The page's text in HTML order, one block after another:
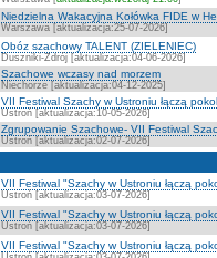
Niedzielna Wakacyjna Kołówka FIDE w
Warszawa [aktualizacja:25-07-2026]
Obóz szachowy TALENT (ZIELENIEC)
Duszniki-Zdrój [aktualizacja:04-06-2026]
Szachowe wczasy nad morzem
Niechorze [aktualizacja:04-12-2025]
VII Festiwal Szachy w Ustroniu łączą
Ustroń [aktualizacja:10-05-2026]
Zgrupowanie Szachowe- VII Festiwal
Ustroń [aktualizacja:02-07-2026]
VII Festiwal "Szachy w Ustroniu łączą
Ustroń [aktualizacja:03-07-2026]
VII Festiwal "Szachy w Ustroniu łączą
Ustroń [aktualizacja:03-07-2026]
VII Festiwal "Szachy w Ustroniu łączą